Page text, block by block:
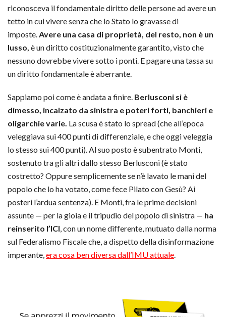
riconosceva il fondamentale diritto delle persone ad avere un
tetto in cui vivere senza che lo Stato lo gravasse di
imposte.Avere una casa di proprietà, del resto, non è un
lusso, è un diritto costituzionalmente garantito, visto che
nessuno dovrebbe vivere sotto i ponti. E pagare una tassa su
un diritto fondamentale è aberrante.
Sappiamo poi come è andata a finire. Berlusconi si è
dimesso, incalzato da sinistra e poteri forti, banchieri e
oligarchie varie. La scusa è stato lo spread (che all’epoca
veleggiava sui 400 punti di differenziale, e che oggi veleggia
lo stesso sui 400 punti). Al suo posto è subentrato Monti,
sostenuto tra gli altri dallo stesso Berlusconi (è stato
costretto? Oppure semplicemente se n’è lavato le mani del
popolo che lo ha votato, come fece Pilato con Gesù? Ai
posteri l’ardua sentenza). E Monti, fra le prime decisioni
assunte — per la gioia e il tripudio del popolo di sinistra — ha
reinserito l’ICI, con un nome differente, mutuato dalla norma
sul Federalismo Fiscale che, a dispetto della disinformazione
imperante,era cosa ben diversa dall’IMU attuale.